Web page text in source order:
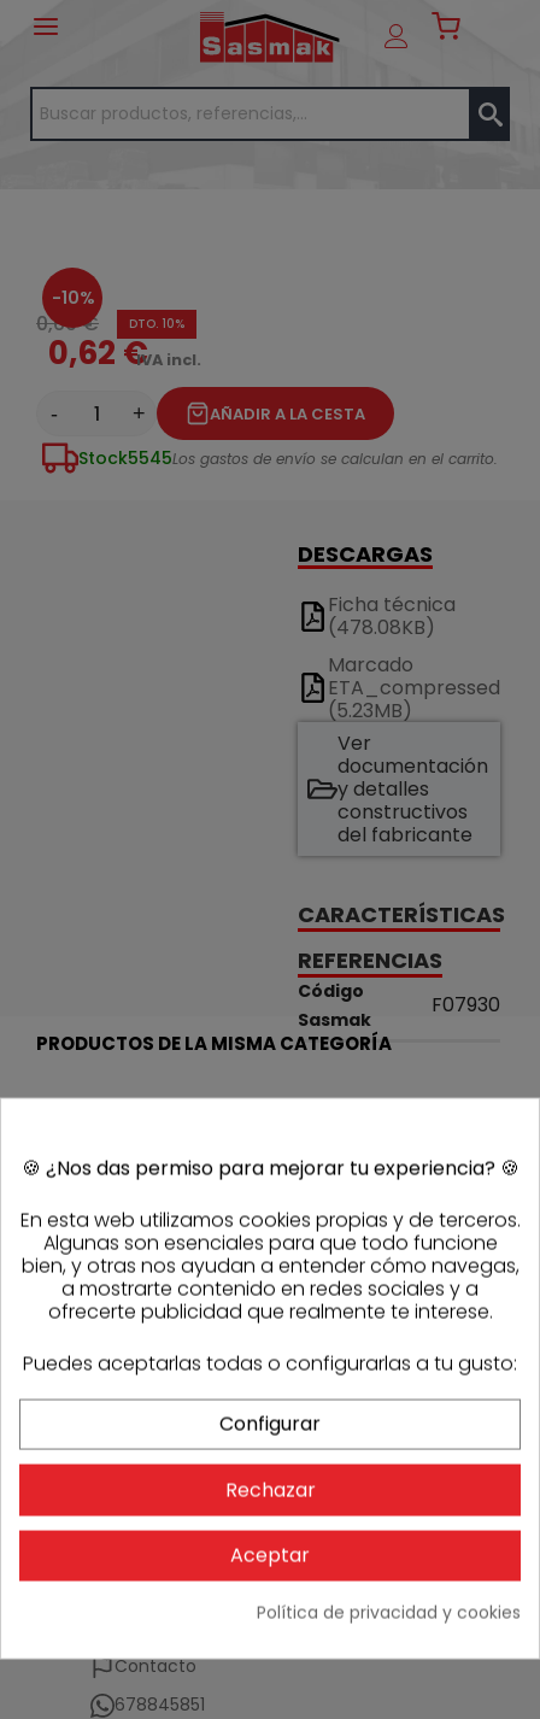
-10%
0,69 € DTO. 10%
0,62 €IVA incl.
- + AÑADIR A LA CESTA
Stock5545Los gastos de envío se calculan en el carrito.
DESCARGAS
Ficha técnica
(478.08KB)
Marcado
ETA_compressed
(5.23MB)
Ver
documentación
y detalles
constructivos
del fabricante
CARACTERÍSTICAS
REFERENCIAS
Código
Sasmak
F07930
PRODUCTOS DE LA MISMA CATEGORÍA
OPINIONES
No hay comentarios
Atención al cliente
Contacto
678845851
🍪 ¿Nos das permiso para mejorar tu experiencia? 🍪
En esta web utilizamos cookies propias y de terceros.
Algunas son esenciales para que todo funcione
bien, y otras nos ayudan a entender cómo navegas,
a mostrarte contenido en redes sociales y a
ofrecerte publicidad que realmente te interese.
Puedes aceptarlas todas o configurarlas a tu gusto:
Configurar
Rechazar
Aceptar
Política de privacidad y cookies